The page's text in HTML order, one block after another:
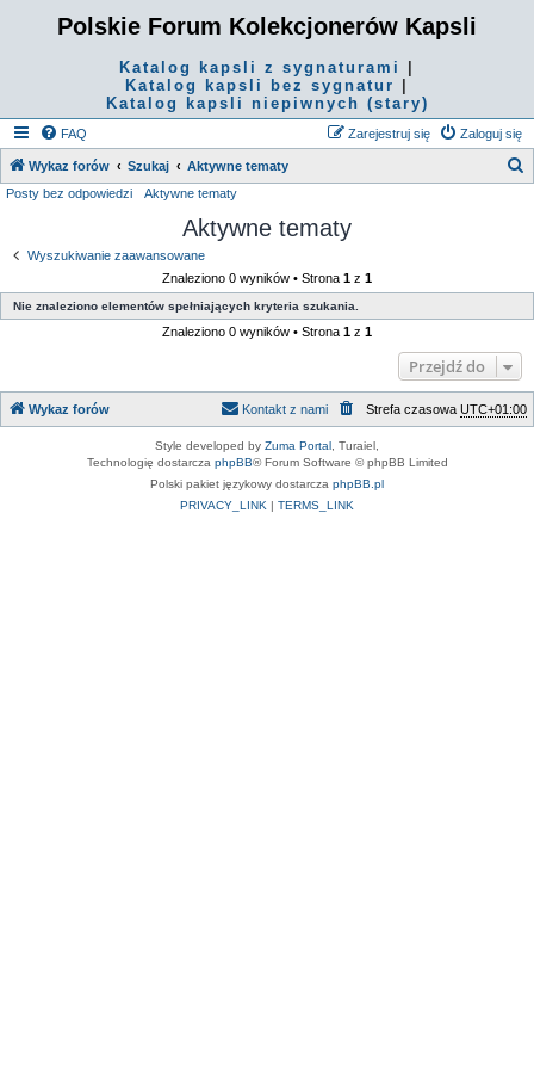
Polskie Forum Kolekcjonerów Kapsli
Katalog kapsli z sygnaturami
Katalog kapsli bez sygnatur
Katalog kapsli niepiwnych (stary)
FAQ Zaloguj się
Zarejestruj się
Wykaz forów Szukaj Aktywne tematy
Posty bez odpowiedzi Aktywne tematy
Aktywne tematy
Wyszukiwanie zaawansowane
Znaleziono 0 wyników • Strona 1 z 1
Nie znaleziono elementów spełniających kryteria szukania.
Znaleziono 0 wyników • Strona 1 z 1
Przejdź do
Wykaz forów Strefa czasowa UTC+01:00
Kontakt z nami
Style developed by Zuma Portal , Turaiel,
Technologię dostarcza phpBB® Forum Software © phpBB Limited
Polski pakiet językowy dostarcza phpBB.pl
PRIVACY_LINK | TERMS_LINK